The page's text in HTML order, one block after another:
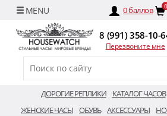
0баллов 0
8 (991) 358-10-
Перезвоните мне
ДОРОГИЕ РЕПЛИКИ КАТАЛОГ ЧАСОВ
ЖЕНСКИЕ ЧАСЫ ОБУВЬ АКСЕССУАРЫ